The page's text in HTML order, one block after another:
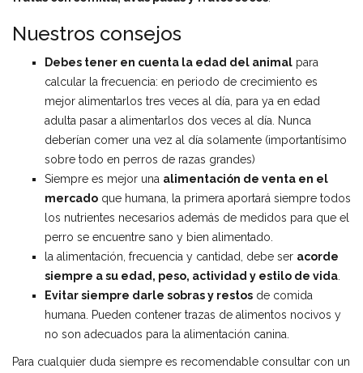
Nuestros consejos
Debes tener en cuenta la edad del animal para
calcular la frecuencia: en periodo de crecimiento es
mejor alimentarlos tres veces al día, para ya en edad
adulta pasar a alimentarlos dos veces al día. Nunca
deberían comer una vez al día solamente (importantísimo
sobre todo en perros de razas grandes)
Siempre es mejor una alimentación de venta en el
mercado que humana, la primera aportará siempre todos
los nutrientes necesarios además de medidos para que el
perro se encuentre sano y bien alimentado.
la alimentación, frecuencia y cantidad, debe ser acorde
siempre a su edad, peso, actividad y estilo de vida
Evitar siempre darle sobras y restos de comida
humana. Pueden contener trazas de alimentos nocivos y
no son adecuados para la alimentación canina.
Para cualquier duda siempre es recomendable consultar con un